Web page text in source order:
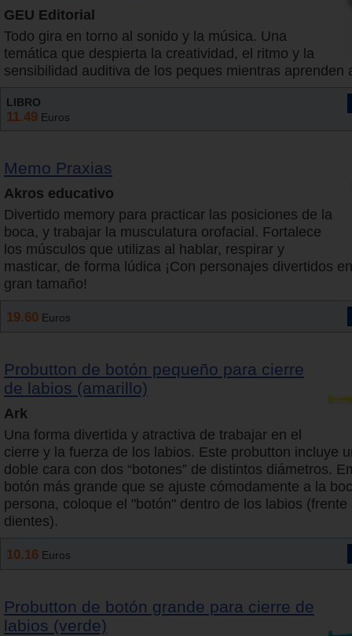
GEU Editorial
Todo gira en torno al sonido y la música. Una
temática que despierta la creatividad, el ritmo y la
sensibilidad auditiva de los peques mientras aprenden
LIBRO
11.49 Euros
Memo Praxias
Akros educativo
Divertido memory para practicar las posiciones de la
boca, y trabajar la musculatura orofacial. Fortalece
los músculos que utilizas al hablar, respirar y
masticar, de forma lúdica ¡Con personajes divertidos
gran tamaño!
19.60 Euros
Probutton de botón pequeño para cierre
de labios (amarillo)
Ark
Una forma divertida y atractiva de trabajar en el
cierre y la fuerza de los labios. Este probutton incluye
doble cara con dos “botones” de distintos diámetros.
botón más grande que se ajuste cómodamente a la
persona, coloque el "botón" dentro de los labios (frente
dientes).
10.16 Euros
Probutton de botón grande para cierre de
labios (verde)